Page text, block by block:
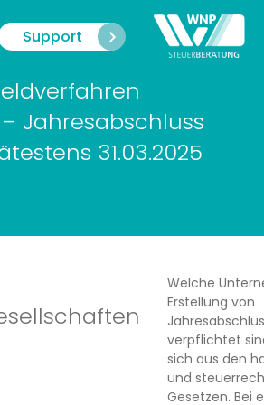
Support
Jahresabschluss
31.03.2025
Welche
Erstellung von
verpflichtet
sich aus den
und
Gesetzen. Bei